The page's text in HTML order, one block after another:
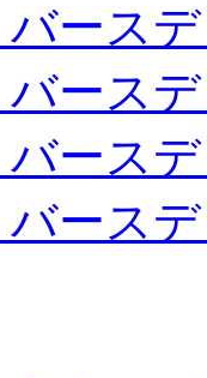
バース
バース
バース
ース